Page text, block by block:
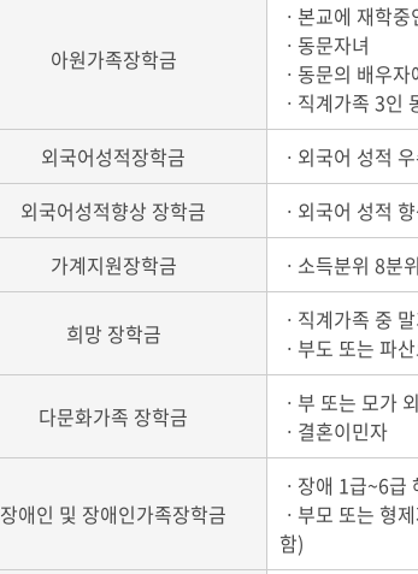
아원가족장학금
ㆍ본교에 재학
ㆍ동문자녀
ㆍ동문의 배우
ㆍ직계가족 3인
외국어성적장학금 ㆍ외국어 성적
외국어성적향상 장학금
ㆍ외국어 성적
가계지원장학금
ㆍ소득분위 8분
희망 장학금
ㆍ직계가족 중
ㆍ부도 또는 파
다문화가족 장학금
ㆍ부 또는 모가
ㆍ결혼이민자
장애인 및 장애인가족장학금
ㆍ장애 1급~6급
ㆍ부모 또는 형
함)